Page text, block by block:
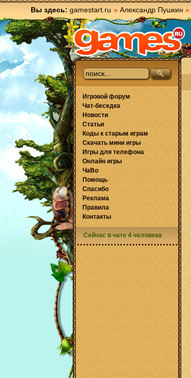
Вы здесь: gamestart.ru » Александр Пушкин »
Игровой форум
Чат-беседка
Новости
Статьи
Коды к старым играм
Скачать мини игры
Игры для телефона
Онлайн игры
ЧаВо
Помощь
Спасибо
Реклама
Правила
Контакты
Сейчас в чате 4 человека